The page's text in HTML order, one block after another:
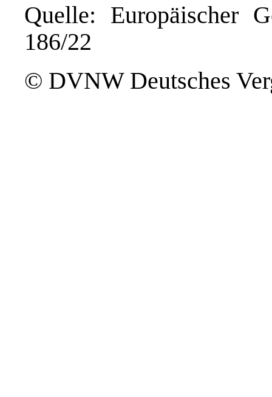
Quelle: Europäischer
186/22